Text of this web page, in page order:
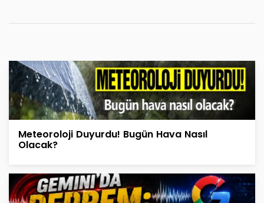
Meteoroloji Duyurdu! Bugün Hava Nasıl
Olacak?